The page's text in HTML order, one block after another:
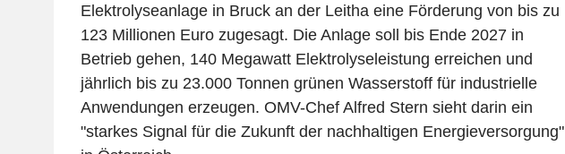
Elektrolyseanlage in Bruck an der Leitha eine Förderung von bis zu
123 Millionen Euro zugesagt. Die Anlage soll bis Ende 2027 in
Betrieb gehen, 140 Megawatt Elektrolyseleistung erreichen und
jährlich bis zu 23.000 Tonnen grünen Wasserstoff für industrielle
Anwendungen erzeugen. OMV-Chef Alfred Stern sieht darin ein
"starkes Signal für die Zukunft der nachhaltigen Energieversorgung"